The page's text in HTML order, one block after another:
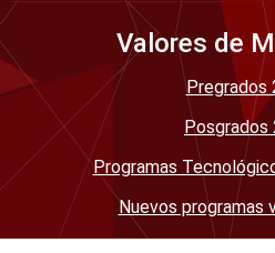
Valores de
Pregrados
Posgrados
Programas
Nuevos programas